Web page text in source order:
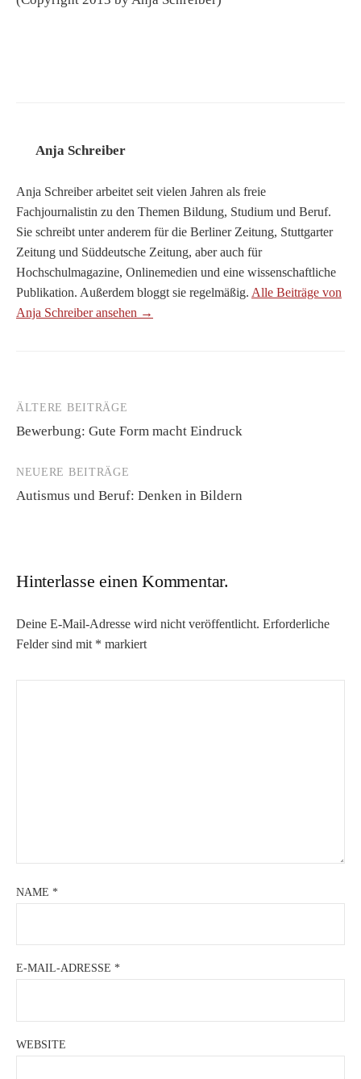
Anja Schreiber
Anja Schreiber arbeitet seit vielen Jahren als freie
Fachjournalistin zu den Themen Bildung, Studium und Beruf.
Sie schreibt unter anderem für die Berliner Zeitung, Stuttgarter
Zeitung und Süddeutsche Zeitung, aber auch für
Hochschulmagazine, Onlinemedien und eine wissenschaftliche
Publikation. Außerdem bloggt sie regelmäßig. Alle Beiträge von
Anja Schreiber ansehen →
Beitragsnavigation
ÄLTERE BEITRÄGE
Bewerbung: Gute Form macht Eindruck
NEUERE BEITRÄGE
Autismus und Beruf: Denken in Bildern
Hinterlasse einen Kommentar.
Deine E-Mail-Adresse wird nicht veröffentlicht. Erforderliche
Felder sind mit * markiert
NAME *
E-MAIL-ADRESSE *
WEBSITE